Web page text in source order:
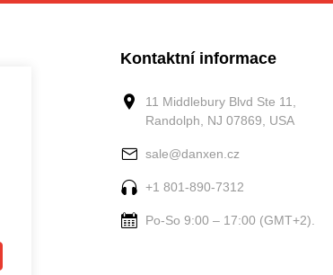
Kontaktní informace
11 Middlebury Blvd Ste 11,
Randolph, NJ 07869, USA
sale@danxen.cz
+1 801-890-7312
Po-So 9:00 – 17:00 (GMT+2).